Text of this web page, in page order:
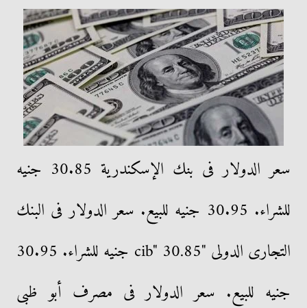
سعر الدولار فى بنك الإسكندرية 30.85 جنيه
للشراء. 30.95 جنيه للبيع. سعر الدولار فى البنك
التجارى الدولى "cib" 30.85 جنيه للشراء. 30.95
جنيه للبيع. سعر الدولار فى مصرف أبو ظبى